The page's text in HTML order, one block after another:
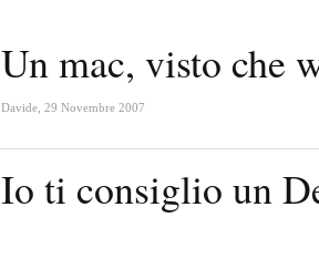
Un mac, visto che
Davide 29 Novembre 2007
Io ti consiglio un